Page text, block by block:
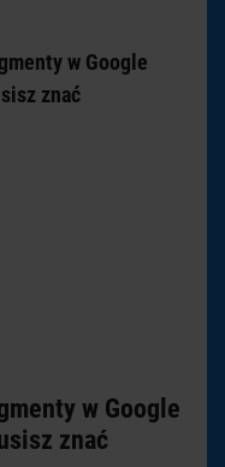
w Google
znać